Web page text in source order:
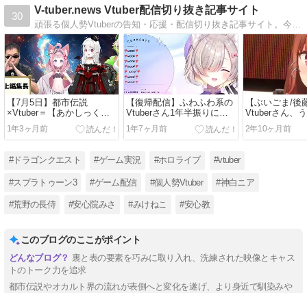
30
V-tuber.news Vtuber配信切り抜き記事サイト
【7月5日】都市伝説
×Vtuber＝【あかしっくぷ
ろだくしょん】が超面白
い！
1年3ヶ月前
【復帰配信】ふわふわ系の
Vtuberさん1年半振りに復
帰配信！！【有北リファ】
1年7ヶ月前
【ぶいごま/後
Vtuberさん、
ュー2日後に
ラ全開の3Dデ
しまう！！！
2年10ヶ月前
#ドラゴンクエスト #ゲーム実況 #ホロライブ #vtuber
#スプラトゥーン3 #ゲーム配信 #個人勢Vtuber #神白ニア
#荒野の長侍 #安心院みさ #みけねこ #安心教
このブログのここがポイント
裏と表の要素を巧みに取り入れ、洗練された映像とキャス
トのトーク力を追求
都市伝説やオカルト界の流れが表側へと変化を遂げ、より身近で馴染みや